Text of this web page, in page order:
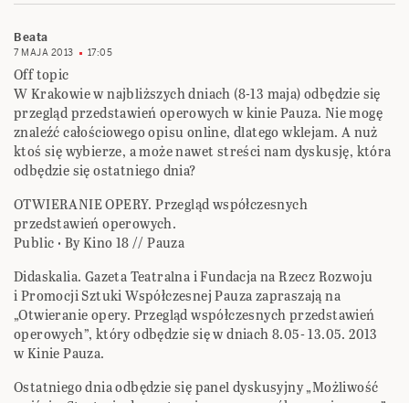
Beata
7 MAJA 2013 17:05
Off topic
W Krakowie w najbliższych dniach (8-13 maja) odbędzie się
przegląd przedstawień operowych w kinie Pauza. Nie mogę
znaleźć całościowego opisu online, dlatego wklejam. A nuż
ktoś się wybierze, a może nawet streści nam dyskusję, która
odbędzie się ostatniego dnia?
OTWIERANIE OPERY. Przegląd współczesnych
przedstawień operowych.
Public · By Kino 18 // Pauza
Didaskalia. Gazeta Teatralna i Fundacja na Rzecz Rozwoju
i Promocji Sztuki Współczesnej Pauza zapraszają na
„Otwieranie opery. Przegląd współczesnych przedstawień
operowych”, który odbędzie się w dniach 8.05- 13.05. 2013
w Kinie Pauza.
Ostatniego dnia odbędzie się panel dyskusyjny „Możliwość